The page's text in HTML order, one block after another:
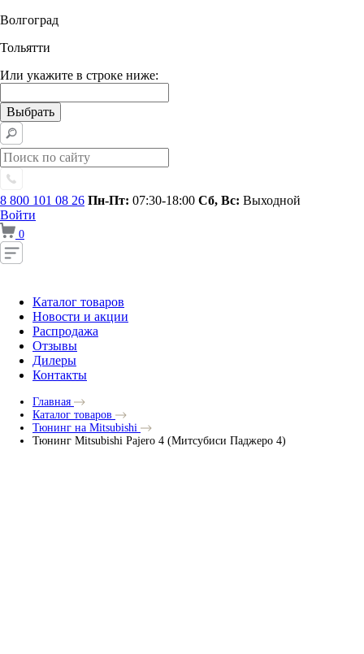
Волгоград
Тольятти
Или укажите в строке ниже:
8 800 101 08 26 Пн-Пт: 07:30-18:00 Сб, Вс: Выходной
Войти
0
Каталог товаров
Новости и акции
Распродажа
Отзывы
Дилеры
Контакты
Главная
Каталог товаров
Тюнинг на Mitsubishi
Тюнинг Mitsubishi Pajero 4 (Митсубиси Паджеро 4)